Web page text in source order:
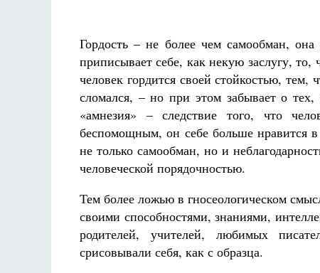
Гордость – не более чем самообман,
приписывает себе, как некую заслугу,
человек гордится своей стойкостью,
сломался, – но при этом забывает о
«амнезия» – следствие того, что
беспомощным, он себе больше нравится в
не только самообман, но и
человеческой порядочностью.
Тем более ложью в гносеологическом
своими способностями, знаниями,
родителей, учителей, любимых
срисовывали себя, как с образца.